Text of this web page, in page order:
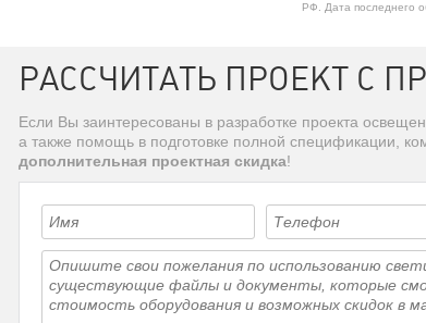
РФ. Дата последнего
РАССЧИТАТЬ ПРОЕКТ С
Если Вы заинтересованы в разработке проекта
а также помощь в подготовке полной спецификации,
дополнительная проектная скидка!